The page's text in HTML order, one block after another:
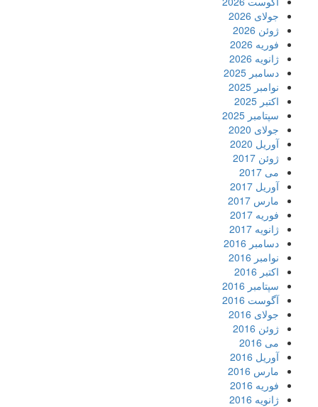
جولای 2026
ژوئن 2026
فوریه 2026
ژانویه 2026
دسامبر 2025
نوامبر 2025
اکتبر 2025
سپتامبر 2025
جولای 2020
آوریل 2020
ژوئن 2017
می 2017
آوریل 2017
مارس 2017
فوریه 2017
ژانویه 2017
دسامبر 2016
نوامبر 2016
اکتبر 2016
سپتامبر 2016
آگوست 2016
جولای 2016
ژوئن 2016
می 2016
آوریل 2016
مارس 2016
فوریه 2016
ژانویه 2016